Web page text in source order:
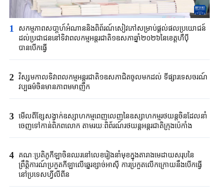
1
សកម្មភាពសបា្តហ៍អំណាននិងពិព័រណ៍សៀវភៅសម្រាប់ផ្តល់ផលប្រយោជន៍
ដល់ប្រជាជននៅទិវាពលកម្មអន្តរជាតិ១ឧសភាឆ្នាំ២០២៦នៃខេត្តហឺប៉ី
បានបើកធ្វើ
2 វិស្សមកាលទិវាពលកម្មអន្តរជាតិ១ឧសភាជិតចូលមកដល់ ទីផ្សារទេសចរណ៍
វប្បធម៌ចិនមានភាពមមាញឹក
3 មើលពីខ្សែសង្វាក់ឧស្សាហកម្មពេញលេញនៃឧស្សាហកម្មរថយន្តចិនដែលនាំ
ចេញទៅកាន់ពិភពលោក តាមរយៈពិព័រណ៍រថយន្តអន្តរជាតិក្រុងប៉េកាំង
4 គណៈប្រតិភូកីឡាចិនឈរនៅលេខរៀងនាំមុខក្នុងតារាងមេដាយសរុបនៃ
ព្រឹត្តិការណ៍ប្រកួតកីឡាលើឆ្នេរខ្សាច់អាស៊ី ការប្រកួតលើកក្រោយនឹងបើកធ្វើ
នៅប្រទេសហ្វីលីពីន